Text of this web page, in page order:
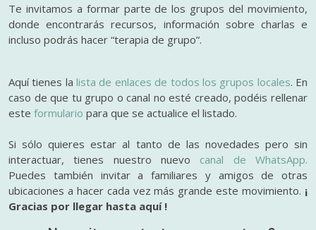
Te invitamos a formar parte de los grupos del movimiento,
donde encontrarás recursos, información sobre charlas e
incluso podrás hacer “terapia de grupo”.
Aquí tienes lalista de enlaces de todos los grupos locales. En
caso de que tu grupo o canal no esté creado, podéis rellenar
este formulario para que se actualice el listado.
Si sólo quieres estar al tanto de las novedades pero sin
interactuar, tienes nuestro nuevo canal de WhatsApp.
Puedes también invitar a familiares y amigos de otras
ubicaciones a hacer cada vez más grande este movimiento. ¡
Gracias por llegar hasta aquí !